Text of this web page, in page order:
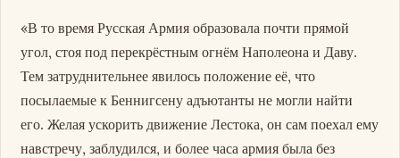
«В то время Русская Армия образовала почти прямой
угол, стоя под перекрёстным огнём Наполеона и Даву.
Тем затруднительнее явилось положение её, что
посылаемые к Беннигсену адъютанты не могли найти
его. Желая ускорить движение Лестока, он сам поехал ему
навстречу, заблудился, и более часа армия была без